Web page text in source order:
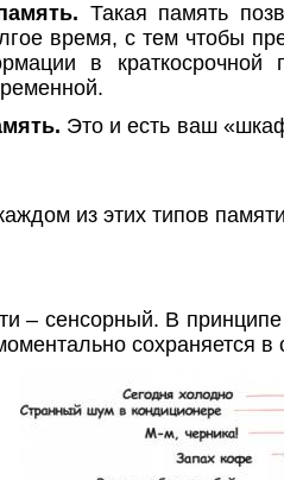
Такая память
время, с тем чтобы
в краткосрочной
Это и есть ваш
из этих типов
– сенсорный. В
сохраняется в